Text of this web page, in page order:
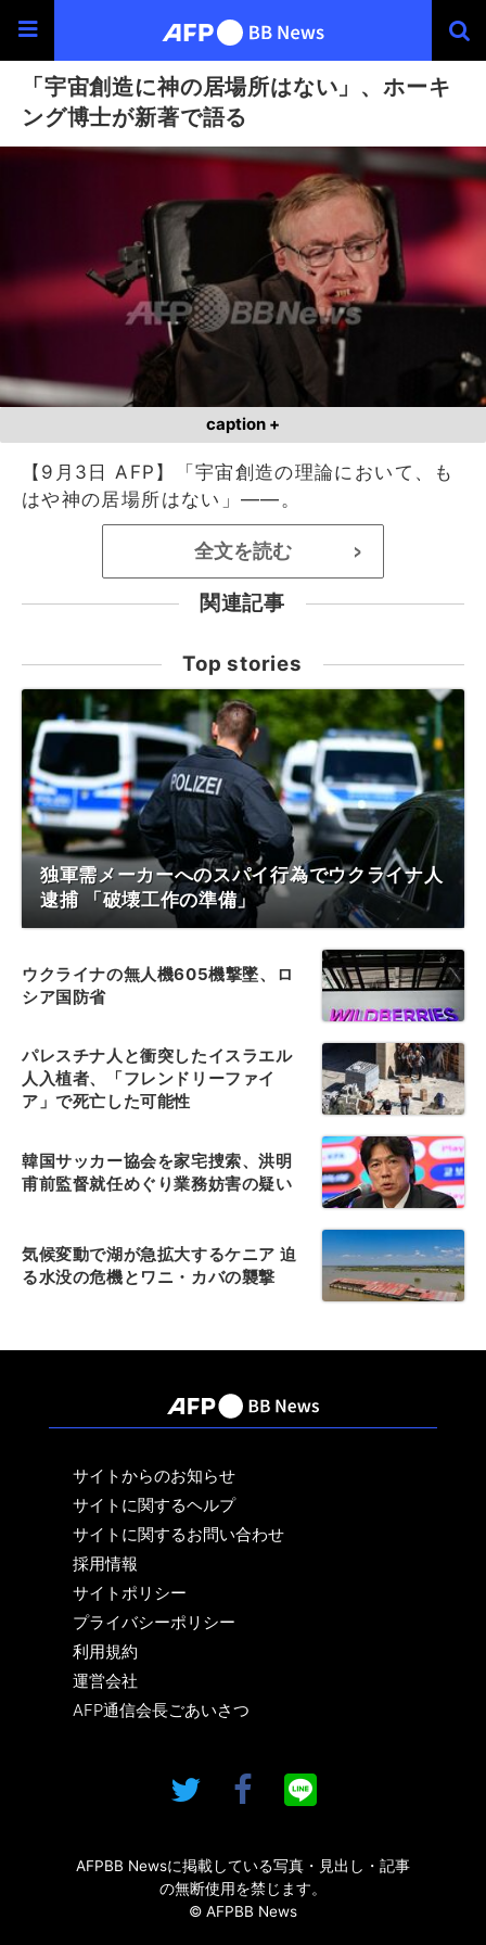
「宇宙創造に神の居場所はない」、ホーキ
ング博士が新著で語る
caption +
【9月3日 AFP】「宇宙創造の理論において、も
はや神の居場所はない」――。
全文を読む >
関連記事
Top stories
独軍需メーカーへのスパイ行為でウクライナ人
逮捕 「破壊工作の準備」
ウクライナの無人機605機撃墜、ロ
シア国防省
パレスチナ人と衝突したイスラエル
人入植者、「フレンドリーファイ
ア」で死亡した可能性
韓国サッカー協会を家宅捜索、洪明
甫前監督就任めぐり業務妨害の疑い
気候変動で湖が急拡大するケニア 迫
る水没の危機とワニ・カバの襲撃
サイトからのお知らせ
サイトに関するヘルプ
サイトに関するお問い合わせ
採用情報
サイトポリシー
プライバシーポリシー
利用規約
運営会社
AFP通信会長ごあいさつ
AFPBB Newsに掲載している写真・見出し・記事
の無断使用を禁じます。
© AFPBB News